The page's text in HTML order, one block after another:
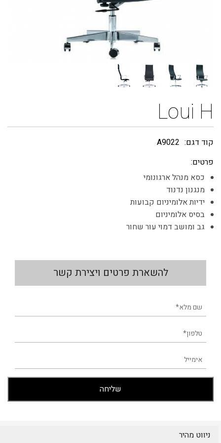
Loui H
קוד דגם: A9022
פרטים:
כסא מנהל ארגונומי
מנגנון נדנוד
ידיות אלומיניום קבועות
בסיס אלומיניום
גב ומושב דמוי עור שחור
להשארת פרטים ויצירת קשר
ניווט מהיר